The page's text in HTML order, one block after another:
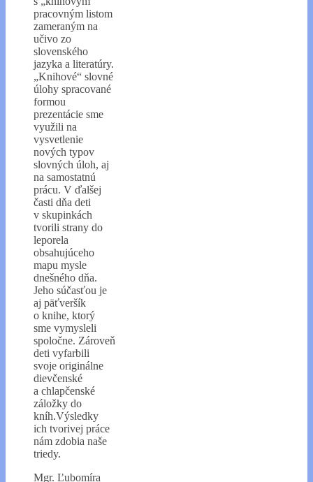
pracovným listom
zameraným na
učivo zo
slovenského
jazyka a literatúry.
„Knihové“ slovné
úlohy spracované
formou
prezentácie sme
využili na
vysvetlenie
nových typov
slovných úloh, aj
na samostatnú
prácu. V ďalšej
časti dňa deti
v skupinkách
tvorili strany do
leporela
obsahujúceho
mapu mysle
dnešného dňa.
Jeho súčasťou je
aj päťveršík
o knihe, ktorý
sme vymysleli
spoločne. Zároveň
deti vyfarbili
svoje originálne
dievčenské
a chlapčenské
záložky do
kníh.Výsledky
ich tvorivej práce
nám zdobia naše
triedy.
Mgr. Ľubomíra